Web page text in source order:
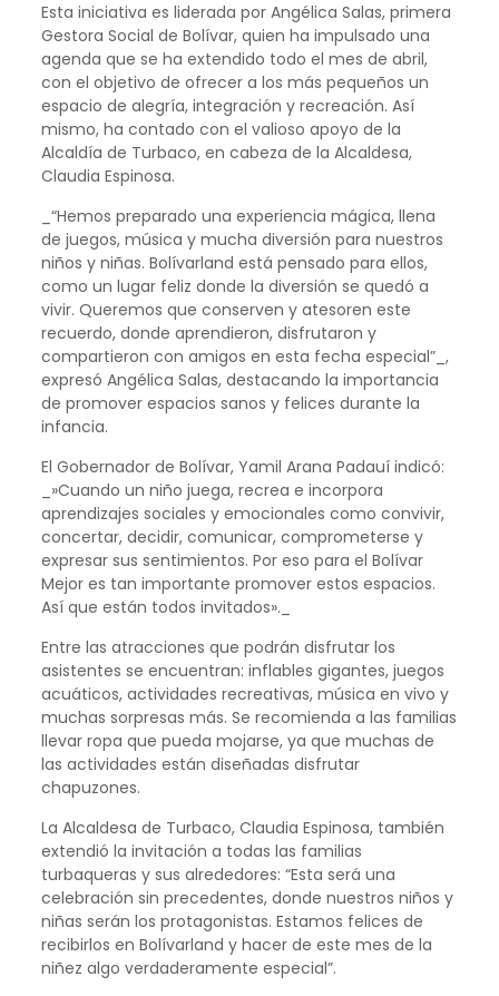
Esta iniciativa es liderada por Angélica Salas, primera
Gestora Social de Bolívar, quien ha impulsado una
agenda que se ha extendido todo el mes de abril,
con el objetivo de ofrecer a los más pequeños un
espacio de alegría, integración y recreación. Así
mismo, ha contado con el valioso apoyo de la
Alcaldía de Turbaco, en cabeza de la Alcaldesa,
Claudia Espinosa.
_“Hemos preparado una experiencia mágica, llena
de juegos, música y mucha diversión para nuestros
niños y niñas. Bolívarland está pensado para ellos,
como un lugar feliz donde la diversión se quedó a
vivir. Queremos que conserven y atesoren este
recuerdo, donde aprendieron, disfrutaron y
compartieron con amigos en esta fecha especial”_,
expresó Angélica Salas, destacando la importancia
de promover espacios sanos y felices durante la
infancia.
El Gobernador de Bolívar, Yamil Arana Padauí indicó:
_»Cuando un niño juega, recrea e incorpora
aprendizajes sociales y emocionales como convivir,
concertar, decidir, comunicar, comprometerse y
expresar sus sentimientos. Por eso para el Bolívar
Mejor es tan importante promover estos espacios.
Así que están todos invitados»._
Entre las atracciones que podrán disfrutar los
asistentes se encuentran: inflables gigantes, juegos
acuáticos, actividades recreativas, música en vivo y
muchas sorpresas más. Se recomienda a las familias
llevar ropa que pueda mojarse, ya que muchas de
las actividades están diseñadas disfrutar
chapuzones.
La Alcaldesa de Turbaco, Claudia Espinosa, también
extendió la invitación a todas las familias
turbaqueras y sus alrededores: “Esta será una
celebración sin precedentes, donde nuestros niños y
niñas serán los protagonistas. Estamos felices de
recibirlos en Bolívarland y hacer de este mes de la
niñez algo verdaderamente especial”.